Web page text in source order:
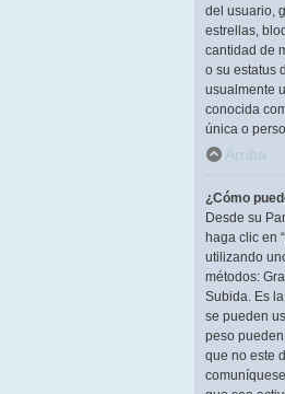
del usuario,
estrellas,
cantidad de
o su estatus
usualmente
conocida
única o
Arriba
¿Cómo
Desde su
haga clic en
utilizando
métodos:
Subida. Es
se pueden
peso
que no este